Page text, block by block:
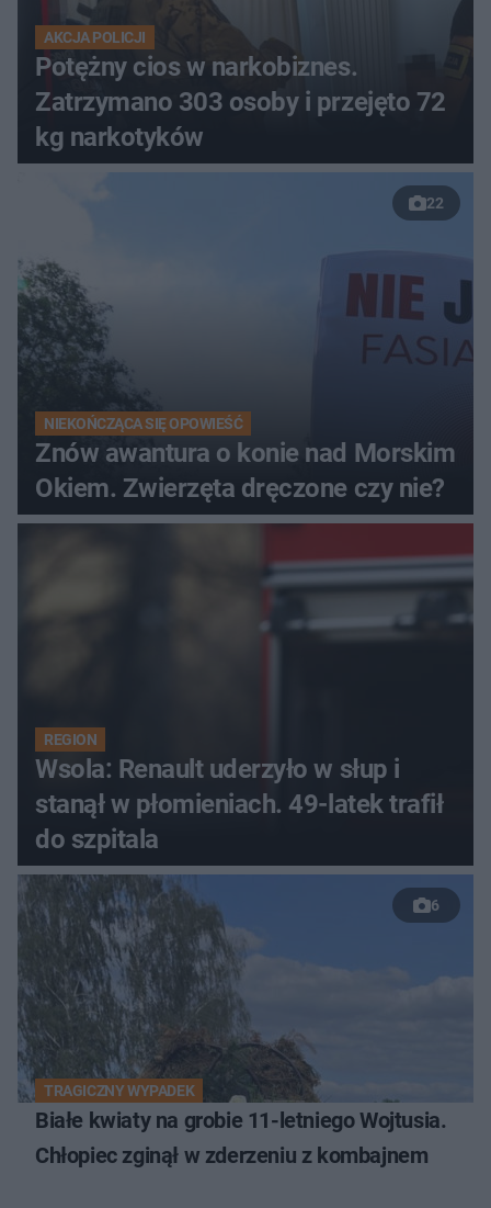
AKCJA POLICJI
Potężny cios w narkobiznes.
Zatrzymano 303 osoby i przejęto 72
kg narkotyków
22
NIEKOŃCZĄCA SIĘ OPOWIEŚĆ
Znów awantura o konie nad Morskim
Okiem. Zwierzęta dręczone czy nie?
REGION
Wsola: Renault uderzyło w słup i
stanął w płomieniach. 49-latek trafił
do szpitala
6
TRAGICZNY WYPADEK
Białe kwiaty na grobie 11-letniego Wojtusia.
Chłopiec zginął w zderzeniu z kombajnem